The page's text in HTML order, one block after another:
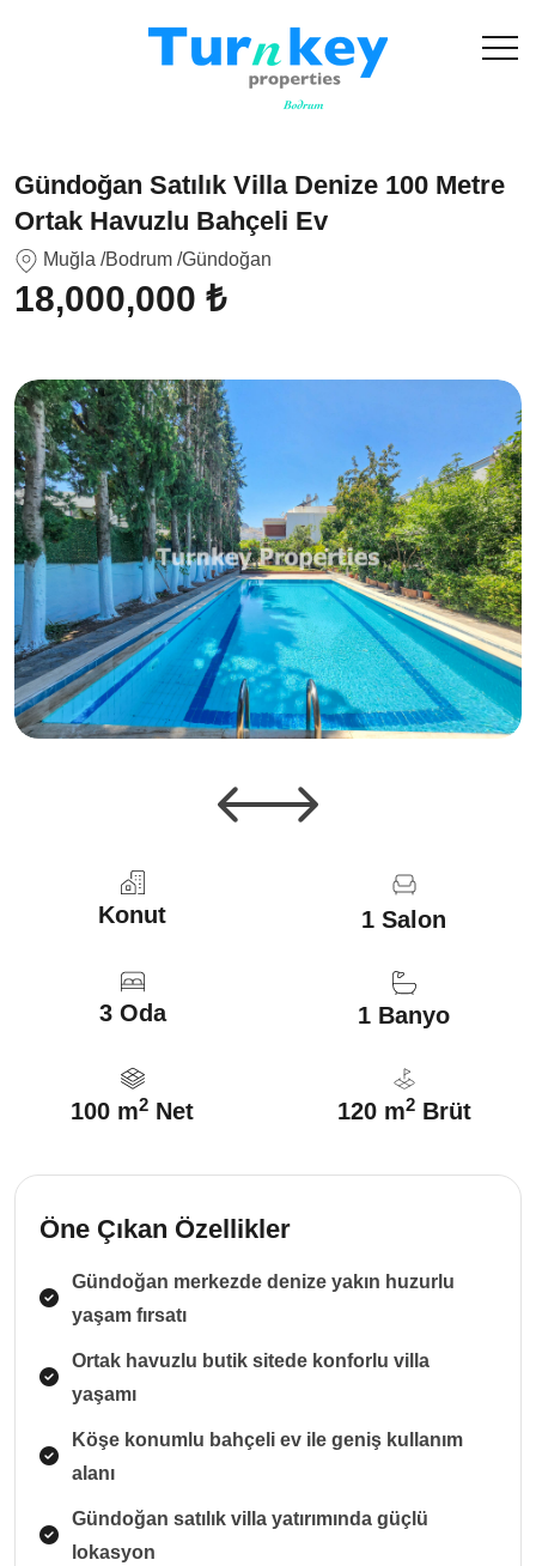
Gündoğan Satılık Villa Denize 100 Metre
Ortak Havuzlu Bahçeli Ev
Muğla /Bodrum /Gündoğan
18,000,000 ₺
Konut 1 Salon
3 Oda 1 Banyo
100 m2 Net 120 m2Brüt
Öne Çıkan Özellikler
Gündoğan merkezde denize yakın huzurlu
yaşam fırsatı
Ortak havuzlu butik sitede konforlu villa
yaşamı
Köşe konumlu bahçeli ev ile geniş kullanım
alanı
Gündoğan satılık villa yatırımında güçlü
lokasyon